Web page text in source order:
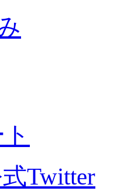
Twitter